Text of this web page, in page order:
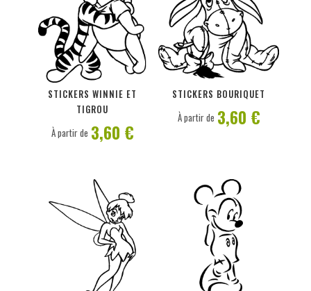
STICKERS WINNIE ET
TIGROU
PERSONNALISER
À partir de 3,60 €
STICKERS BOURIQUET
PERSONNALISER
À partir de 3,60 €